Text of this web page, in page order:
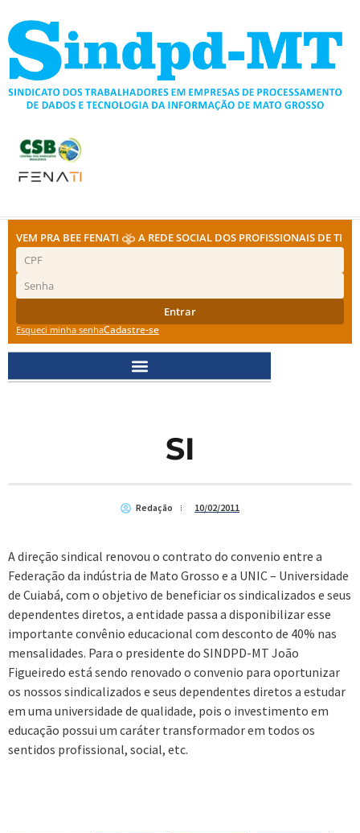
para
conteúdo
VEM PRA BEE FENATI A REDE SOCIAL DOS PROFISSIONAIS DE TI
Entrar
Esqueci minha senhaCadastre-se
SI
Redação 10/02/2011
A direção sindical renovou o contrato do convenio entre a
Federação da indústria de Mato Grosso e a UNIC – Universidade
de Cuiabá, com o objetivo de beneficiar os sindicalizados e seus
dependentes diretos, a entidade passa a disponibilizar esse
importante convênio educacional com desconto de 40% nas
mensalidades. Para o presidente do SINDPD-MT João
Figueiredo está sendo renovado o convenio para oportunizar
os nossos sindicalizados e seus dependentes diretos a estudar
em uma universidade de qualidade, pois o investimento em
educação possui um caráter transformador em todos os
sentidos profissional, social, etc.